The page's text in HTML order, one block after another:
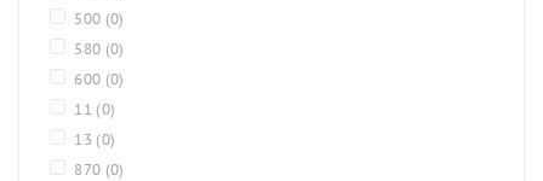
500 (0)
580 (0)
600 (0)
11 (0)
13 (0)
870 (0)